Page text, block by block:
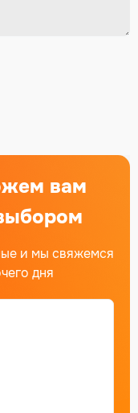
вам
и мы свяжемся
дня